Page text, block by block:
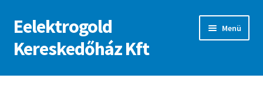
Ugrás
a
navigációhoz
Kilépés
a
tartalomba
Eelektrogold
Kereskedőház Kft
Menü
Kezdőlap